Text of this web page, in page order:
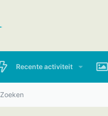
Recente activiteit
Zoeken